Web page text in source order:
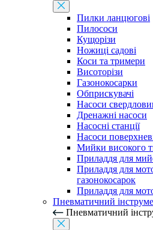
Пилки ланцюгові
Пилососи
Кущорізи
Ножиці садові
Коси та тримери
Висоторізи
Газонокосарки
Обприскувачі
Насоси
Дренажні насоси
Насосні станції
Насоси
Мийки високого
Приладдя для
Приладдя для
газонокосарок
Приладдя для
Пневматичний
Пневматичний